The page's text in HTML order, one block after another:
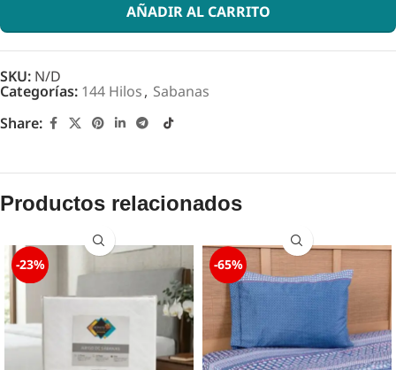
AÑADIR AL CARRITO
SKU: N/D
Categorías: 144 Hilos, Sabanas
Share:
Productos relacionados
-23% -65%